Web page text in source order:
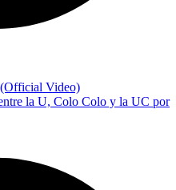
Video)
la U, Colo Colo y la UC por